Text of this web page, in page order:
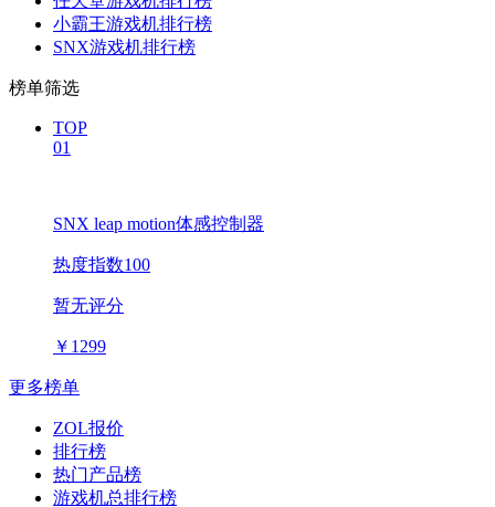
小霸王游戏机排行榜
SNX游戏机排行榜
榜单筛选
TOP
01
SNX leap motion体感控制器
热度指数100
暂无评分
￥ 1299
更多榜单
ZOL报价
排行榜
热门产品榜
游戏机总排行榜